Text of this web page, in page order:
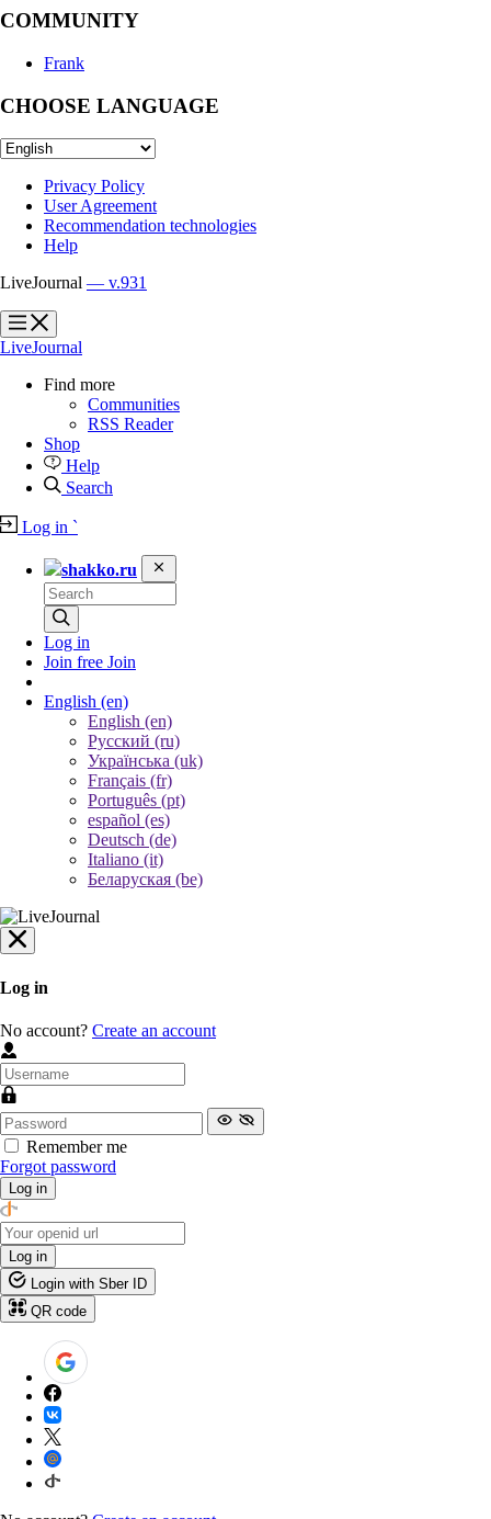
COMMUNITY
Frank
CHOOSE LANGUAGE
Privacy Policy
User Agreement
Recommendation technologies
Help
LiveJournal — v.931
?
?
LiveJournal
Find more
Communities
RSS Reader
Shop
Help
Search
Log in `
shakko.ru
Log in
Join free Join
English (en)
English (en)
Русский (ru)
Українська (uk)
Français (fr)
Português (pt)
español (es)
Deutsch (de)
Italiano (it)
Беларуская (be)
Log in
No account? Create an account
Remember me
Forgot password
Log in
Log in
Login with Sber ID
QR code